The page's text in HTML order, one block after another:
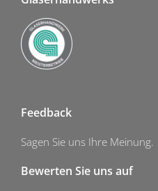
Feedback
Sagen Sie uns Ihre Meinung.
Bewerten Sie uns auf